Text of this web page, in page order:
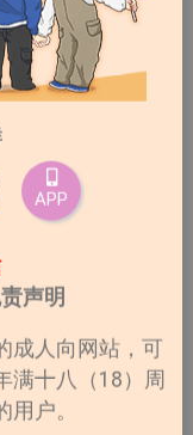
向）／心机攻／
价极高的整骨诊
断被拉近，
过去的关联。
务吧。”
APP
声明
成人向网站，可
满十八（18）周
户。